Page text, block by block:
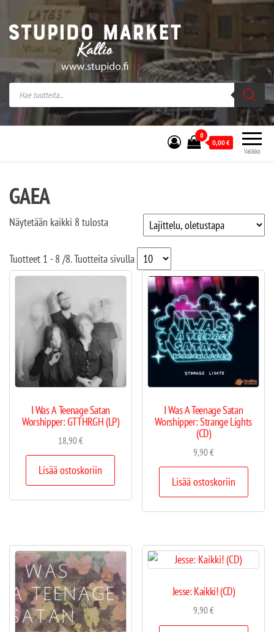
Stupido Market – verkossa ja kivijalassa
Stupido Market on vaihtoehtomusaan
erikoistunut verkko- sekä
kivijalkakauppa Helsingissä Kallion
sydämessä.
Valikko
0
0,00€
GAEA
Näytetään kaikki 8 tulosta
Tuotteet 1 - 8 /8. Tuotteita sivulla
I Was A Teenage Satan
Worshipper: GTTHRGH (LP)
18,90€
Lisää ostoskoriin
I Was A Teenage Satan
Worshipper: Strange Lights
(CD)
9,90€
Lisää ostoskoriin
Jesse: Kaikki! (CD)
9,90€